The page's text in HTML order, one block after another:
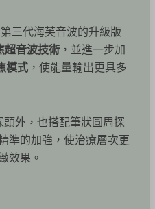
三代海芙音波的升級版
超音波技術 ，並進一步加
模式 ，使能量輸出更具多
外，也搭配筆狀圓周探
準的加強，使治療層次更
效果。